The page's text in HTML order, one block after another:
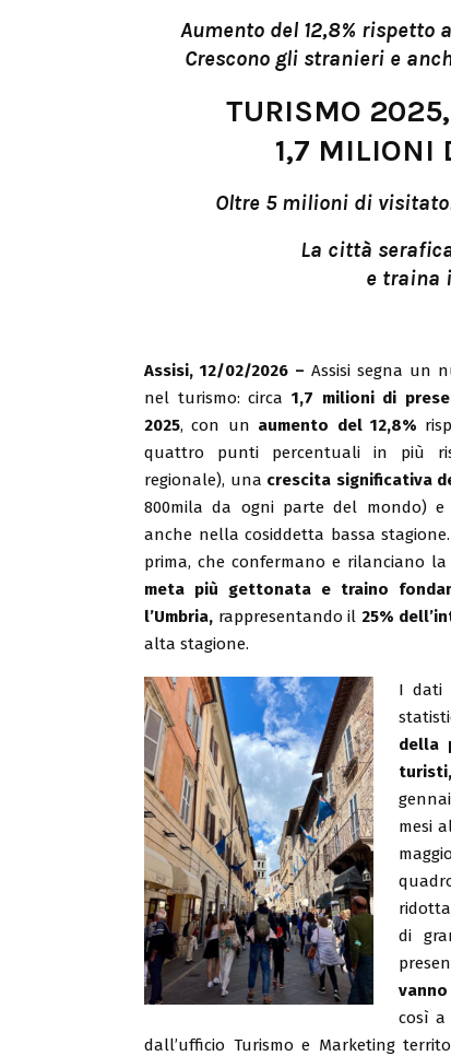
Aumento del 12,8%
Crescono gli stranieri e
TURISMO
1,7 MILIONI
Oltre 5 milioni di
La città
e traina
Assisi, 12/02/2026 – Assisi segna un
nel turismo: circa1,7 milioni di
2025, con un aumento del 12,8%
quattro punti percentuali in più
regionale), una crescita significativa
800mila da ogni parte del mondo) e
anche nella cosiddetta bassa
prima, che confermano e rilanciano
meta più gettonata e traino
l’Umbria, rappresentando il 25%
alta stagione.
I dati
della
turisti,
mesi
di
così a
dall’ufficio Turismo e Marketing